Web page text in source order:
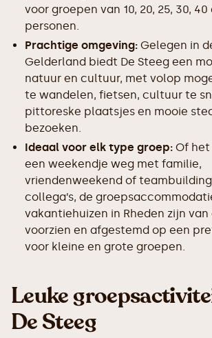
voor groepen van 10, 20, 25, 30, 40
personen.
Prachtige omgeving: Gelegen in
Gelderland biedt De Steeg een
natuur en cultuur, met volop
te wandelen, fietsen, cultuur te
pittoreske plaatsjes en mooie
bezoeken.
Ideaal voor elk type groep: Of het
een weekendje weg met familie,
vriendenweekend of
collega’s, de
vakantiehuizen in Rheden zijn
voorzien en afgestemd op een
voor kleine en grote groepen.
Leuke
De Steeg